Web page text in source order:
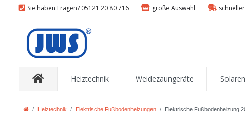
Sie haben Fragen? 05121 20 80 716 große Auswahl
Heiztechnik Weidezaungeräte
Heiztechnik Elektrische Fußbodenheizungen Elektrische Fußbodenheizung